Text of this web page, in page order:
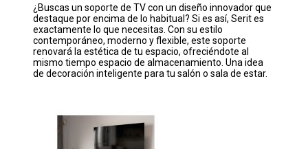
¿Buscas un soporte de TV con un diseño innovador que
destaque por encima de lo habitual? Si es así, Serit es
exactamente lo que necesitas. Con su estilo
contemporáneo, moderno y flexible, este soporte
renovará la estética de tu espacio, ofreciéndote al
mismo tiempo espacio de almacenamiento. Una idea
de decoración inteligente para tu salón o sala de estar.